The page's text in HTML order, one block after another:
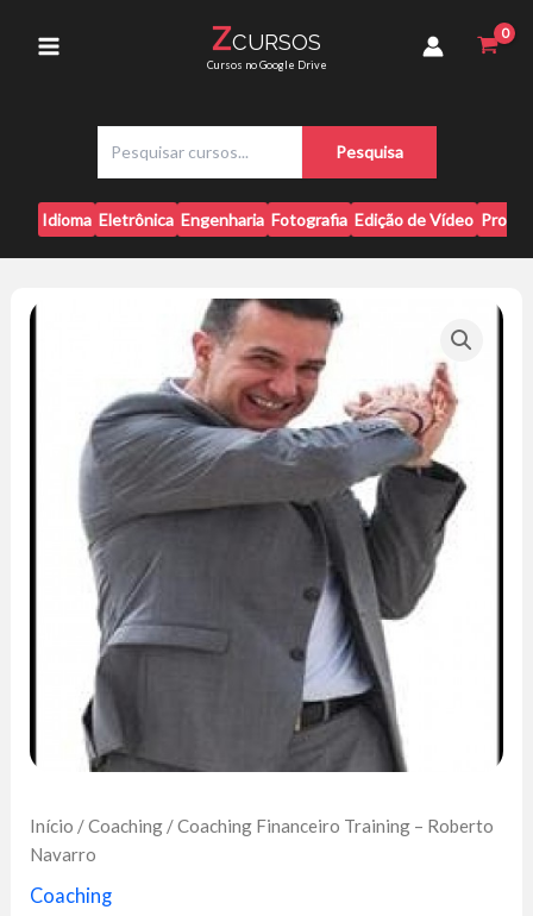
Menu
ZCURSOS
Cursos no Google Drive
s
q
u
i
a
Pesquisa
Idioma Eletrônica Engenharia Fotografia Edição de Vídeo
Início /Coaching / Coaching Financeiro Training – Roberto
Navarro
Coaching
Roberto